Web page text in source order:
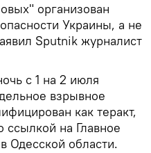
организован
Украины, а не
Sputnik журналист
с 1 на 2 июля
взрывное
как теракт,
ссылкой на Главное
Одесской области.